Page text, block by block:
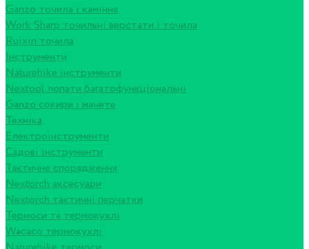
Ganzo точила і каміння
Work Sharp точильні верстати і точила
Ruixin точила
Інструменти
Naturehike інструменти
Nextool лопати багатофункціональні
Ganzo сокири і мачете
Техніка
Електроінструменти
Садові інструменти
Тактичне спорядження
Nextorch аксесуари
Nextorch тактичні перчатки
Термоси та термокухлі
Wacaco термокухлі